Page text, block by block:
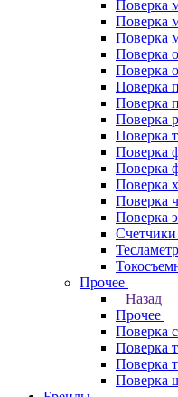
Поверка
Поверка
Поверка
Поверка
Поверка
Поверка
Поверка
Поверка
Поверка
Поверка
Поверка
Поверка
Поверка
Поверка
Счетчики
Прочее
Назад
Прочее
Поверка
Поверка
Поверка
Поверка